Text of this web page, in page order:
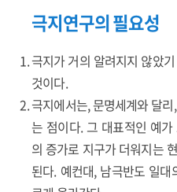
극지연구의 필요성
극지가 거의 알려지지 않았
것이다.
극지에서는, 문명세계와 달
는 점이다. 그 대표적인 예
의 증가로 지구가 더워지는
된다. 예컨대, 남극반도 일